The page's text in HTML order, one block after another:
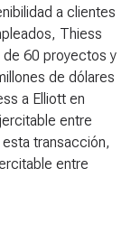
a clientes
Thiess
de 60 proyectos y
de dólares
a Elliott en
entre
transacción,
entre